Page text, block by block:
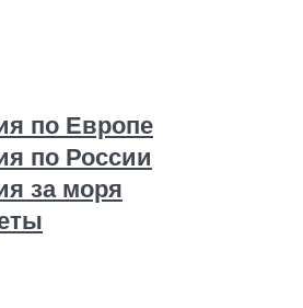
по Европе
по России
за моря